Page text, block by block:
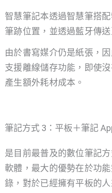
智慧筆記本透過智慧筆搭
筆跡位置，並透過藍牙傳
由於書寫媒介仍是紙張，
支援離線儲存功能，即使
產生額外耗材成本。
筆記方式 3：平板＋筆記
是目前最普及的數位筆記
軟體，最大的優勢在於功
錄，對於已經擁有平板的